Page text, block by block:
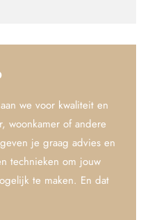
we voor kwaliteit en
woonkamer of andere
je graag advies en
technieken om jouw
te maken. En dat